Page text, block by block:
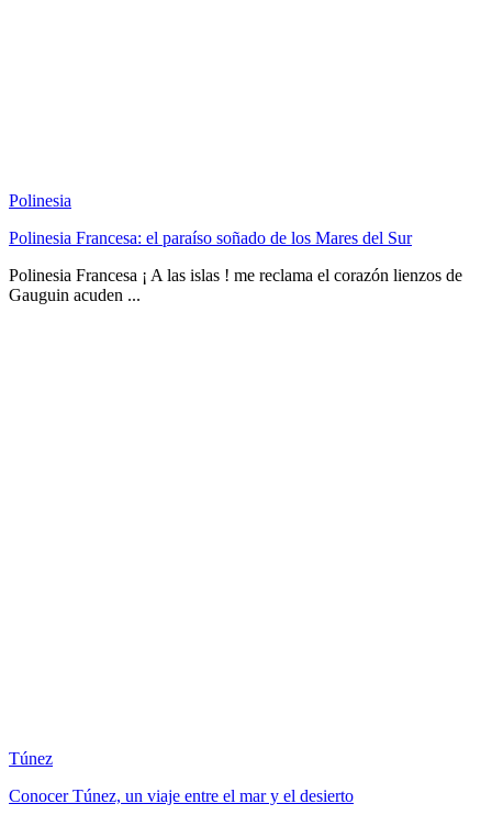
Polinesia
Polinesia Francesa: el paraíso soñado de los Mares del Sur
Polinesia Francesa ¡ A las islas ! me reclama el corazón lienzos de
Gauguin acuden ...
Túnez
Conocer Túnez, un viaje entre el mar y el desierto